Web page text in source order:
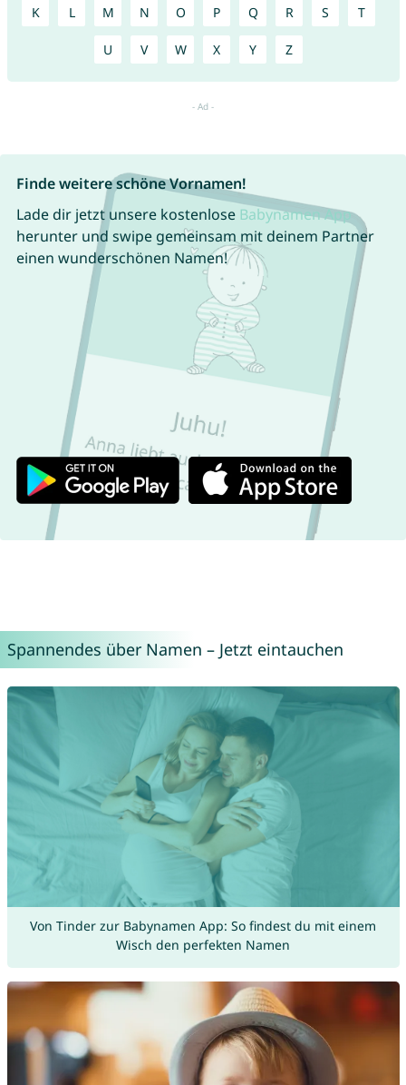
K L M N O P Q R S T
U V W X Y Z
Finde weitere schöne Vornamen!
Lade dir jetzt unsere kostenlose Babynamen App
herunter und swipe gemeinsam mit deinem Partner
einen wunderschönen Namen!
Spannendes über Namen – Jetzt eintauchen
Von Tinder zur Babynamen App: So findest du mit einem
Wisch den perfekten Namen